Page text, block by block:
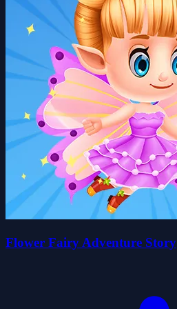
Flower Fairy Adventure Story